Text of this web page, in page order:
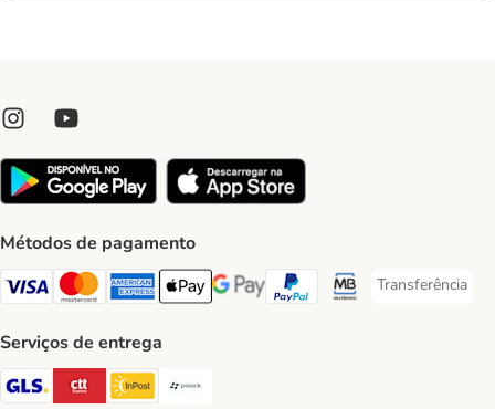
Métodos de pagamento
Visa Payment Method
Mastercard Payment Method
American Express Payment Method
Apple Pay Payment Method
Google Pay Payment Method
PayPal Payment Method
Multibanco Payment
Transferência
Transferência
Serviços de entrega
GLS Shipping Method
CTTExpress Shipping Method
InPost Shipping Method